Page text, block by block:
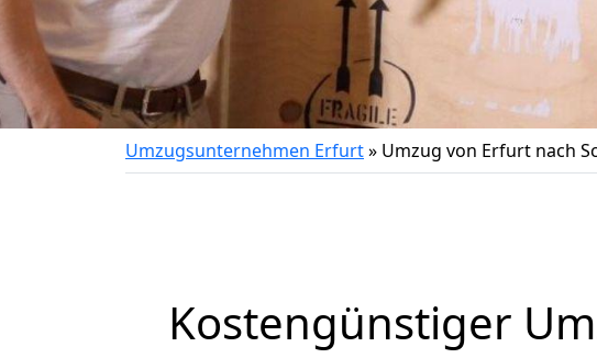
Umzugsunternehmen Erfurt» Umzug von Erfurt nach
Kostengünstiger